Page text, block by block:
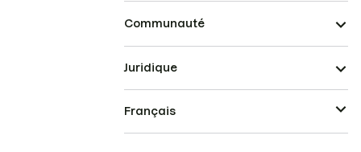
Communauté
Juridique
Français